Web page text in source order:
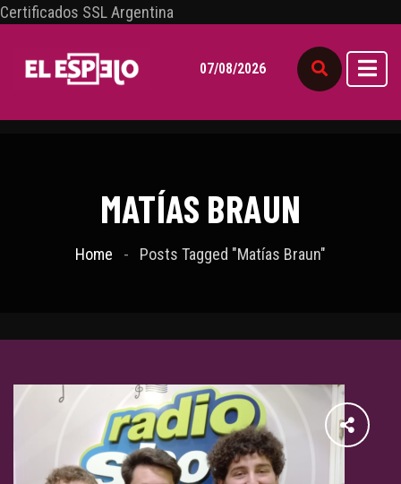
Certificados SSL Argentina
07/08/2026
MATÍAS BRAUN
Home Posts Tagged "Matías Braun"